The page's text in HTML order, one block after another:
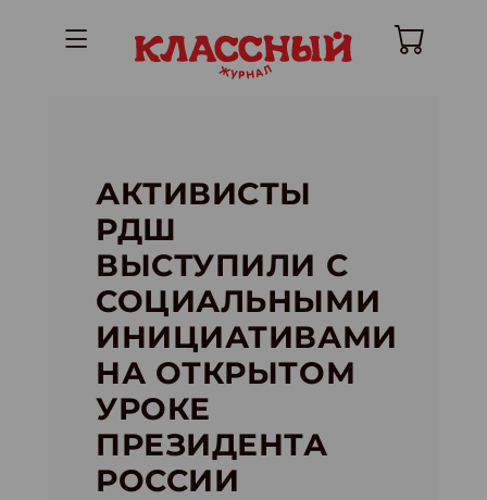
АКТИВИСТЫ
РДШ
ВЫСТУПИЛИ С
СОЦИАЛЬНЫМИ
ИНИЦИАТИВАМИ
НА ОТКРЫТОМ
УРОКЕ
ПРЕЗИДЕНТА
РОССИИ